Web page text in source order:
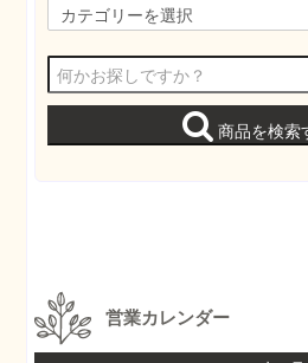
商品を検索
営業カレンダー